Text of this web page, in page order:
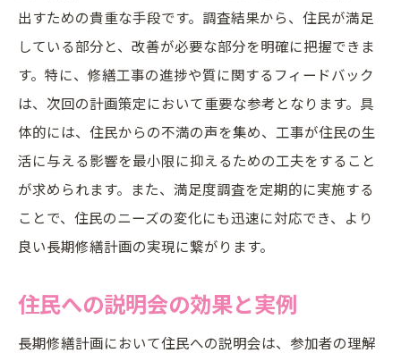
出すための貴重な手段です。調査結果から、住民が満足
している部分と、改善が必要な部分を明確に把握できま
す。特に、修繕工事の進捗や質に関するフィードバック
は、次回の計画策定において重要な参考となります。具
体的には、住民からの不満の声を集め、工事が住民の生
活に与える影響を最小限に抑えるための工夫をすること
が求められます。また、満足度調査を定期的に実施する
ことで、住民のニーズの変化にも迅速に対応でき、より
良い長期修繕計画の実現に繋がります。
住民への説明会の効果と実例
長期修繕計画において住民への説明会は、参加者の理解